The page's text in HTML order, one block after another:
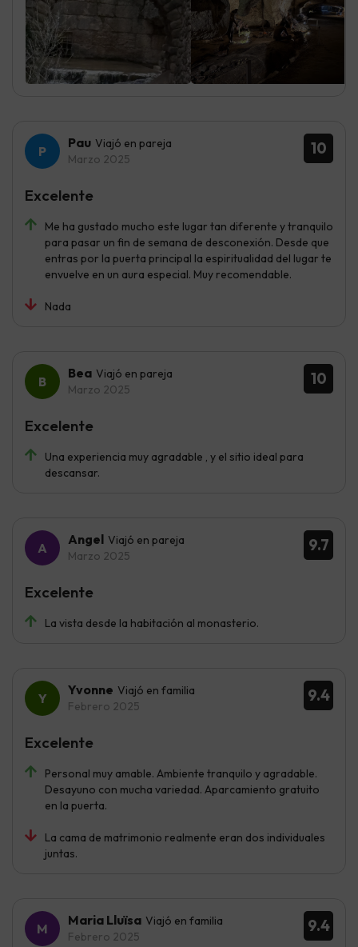
10
Pau Viajó en pareja
Marzo 2025
Me ha gustado mucho este lugar tan diferente y tranquilo
para pasar un fin de semana de desconexión. Desde que
entras por la puerta principal la espiritualidad del lugar te
envuelve en un aura especial. Muy recomendable.
Nada
Excelente
10
Bea Viajó en pareja
Marzo 2025
Una experiencia muy agradable , y el sitio ideal para
descansar.
Excelente
9.7
Angel Viajó en pareja
Marzo 2025
La vista desde la habitación al monasterio.
Excelente
9.4
Yvonne Viajó en familia
Febrero 2025
Personal muy amable. Ambiente tranquilo y agradable.
Desayuno con mucha variedad. Aparcamiento gratuito
en la puerta.
La cama de matrimonio realmente eran dos individuales
juntas.
Excelente
9.4
Maria Lluïsa Viajó en familia
Febrero 2025